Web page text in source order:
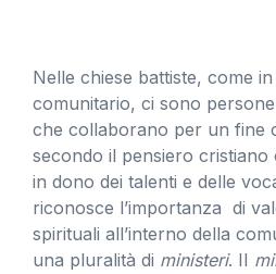
Nelle chiese battiste, come
comunitario, ci sono
che collaborano per un fine
secondo il pensiero cristiano
in dono dei talenti e delle
riconosce l’importanza di
spirituali all’interno della
una pluralità di ministeri. II